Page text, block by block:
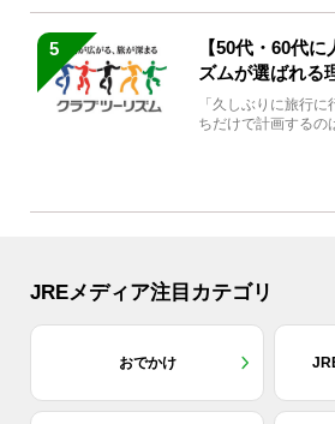
5
【50代・60代
ズムが選ばれる
「久しぶりに旅行
ちだけで計画する
JREメディア注目カテゴリ
おでかけ